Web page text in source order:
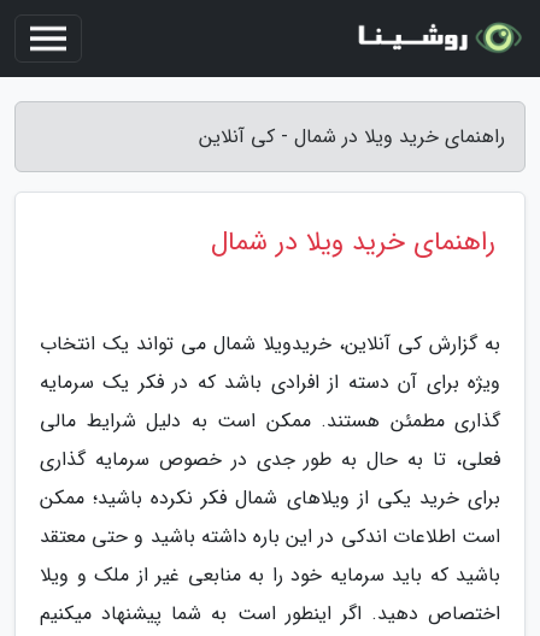
راهنمای خرید ویلا در شمال - کی آنلاین
راهنمای خرید ویلا در شمال
به گزارش کی آنلاین، خریدویلا شمال می تواند یک انتخاب
ویژه برای آن دسته از افرادی باشد که در فکر یک سرمایه
گذاری مطمئن هستند. ممکن است به دلیل شرایط مالی
فعلی، تا به حال به طور جدی در خصوص سرمایه گذاری
برای خرید یکی از ویلاهای شمال فکر نکرده باشید؛ ممکن
است اطلاعات اندکی در این باره داشته باشید و حتی معتقد
باشید که باید سرمایه خود را به منابعی غیر از ملک و ویلا
اختصاص دهید. اگر اینطور است به شما پیشنهاد میکنیم